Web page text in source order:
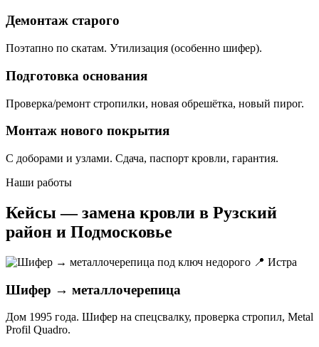
Демонтаж старого
Поэтапно по скатам. Утилизация (особенно шифер).
Подготовка основания
Проверка/ремонт стропилки, новая обрешётка, новый пирог.
Монтаж нового покрытия
С доборами и узлами. Сдача, паспорт кровли, гарантия.
Наши работы
Кейсы — замена кровли в Рузский
район и Подмосковье
📍 Истра
Шифер → металлочерепица
Дом 1995 года. Шифер на спецсвалку, проверка стропил, Metal
Profil Quadro.